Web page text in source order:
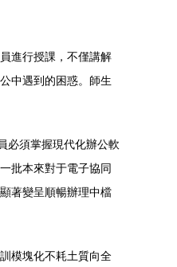
進行授課，不僅講解
中遇到的困惑。師生
必須掌握現代化辦公軟
批本來對于電子協同
著變呈順暢辦理中檔
模塊化不耗土質向全